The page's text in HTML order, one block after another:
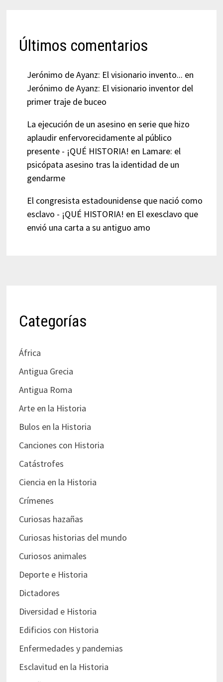
Últimos comentarios
Jerónimo de Ayanz: El visionario invento... en
Jerónimo de Ayanz: El visionario inventor del
primer traje de buceo
La ejecución de un asesino en serie que hizo
aplaudir enfervorecidamente al público
presente - ¡QUÉ HISTORIA! en Lamare: el
psicópata asesino tras la identidad de un
gendarme
El congresista estadounidense que nació como
esclavo - ¡QUÉ HISTORIA! en El exesclavo que
envió una carta a su antiguo amo
Categorías
África
Antigua Grecia
Antigua Roma
Arte en la Historia
Bulos en la Historia
Canciones con Historia
Catástrofes
Ciencia en la Historia
Crímenes
Curiosas hazañas
Curiosas historias del mundo
Curiosos animales
Deporte e Historia
Dictadores
Diversidad e Historia
Edificios con Historia
Enfermedades y pandemias
Esclavitud en la Historia